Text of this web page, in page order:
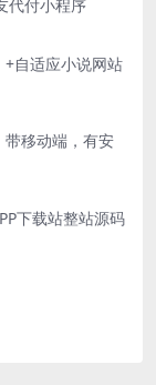
代付小程序
自适应小说网站
带移动端，有安
下载站整站源码